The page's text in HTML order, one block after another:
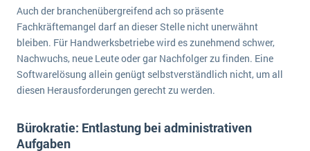
Auch der branchenübergreifend ach so präsente
Fachkräftemangel darf an dieser Stelle nicht unerwähnt
bleiben. Für Handwerksbetriebe wird es zunehmend schwer,
Nachwuchs, neue Leute oder gar Nachfolger zu finden. Eine
Softwarelösung allein genügt selbstverständlich nicht, um all
diesen Herausforderungen gerecht zu werden.
Bürokratie: Entlastung bei administrativen
Aufgaben